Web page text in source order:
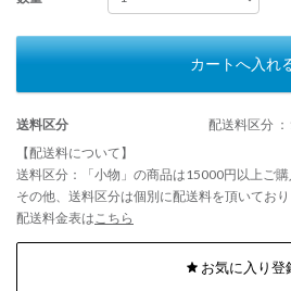
カートへ入れ
送料区分
配送料区分
【配送料について】
送料区分：「小物」の商品は15000円以上ご購
その他、送料区分は個別に配送料を頂いており
配送料金表は こちら
お気に入り登